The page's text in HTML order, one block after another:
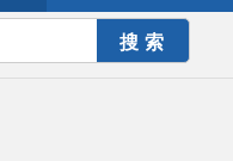
全球震讯